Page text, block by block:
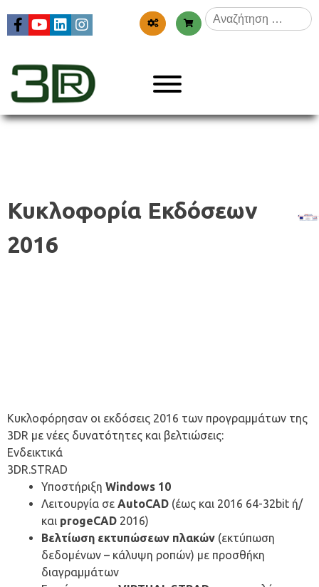
Αναζήτηση
για:
3dr
Κυκλοφορία Εκδόσεων
2016
Κυκλοφόρησαν οι εκδόσεις 2016 των προγραμμάτων της
3DR με νέες δυνατότητες και βελτιώσεις:
Ενδεικτικά
3DR.STRAD
Υποστήριξη Windows 10
Λειτουργία σε AutoCAD (έως και 2016 64-32bit ή/
και progeCAD 2016)
Βελτίωση εκτυπώσεων πλακών (εκτύπωση
δεδομένων – κάλυψη ροπών) με προσθήκη
διαγραμμάτων